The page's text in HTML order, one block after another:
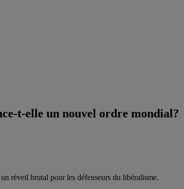
t-elle un nouvel ordre mondial?
un réveil brutal pour les défenseurs du libéralisme.